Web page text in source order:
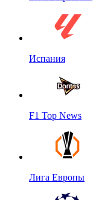
Испания
F1 Top News
Лига Европы